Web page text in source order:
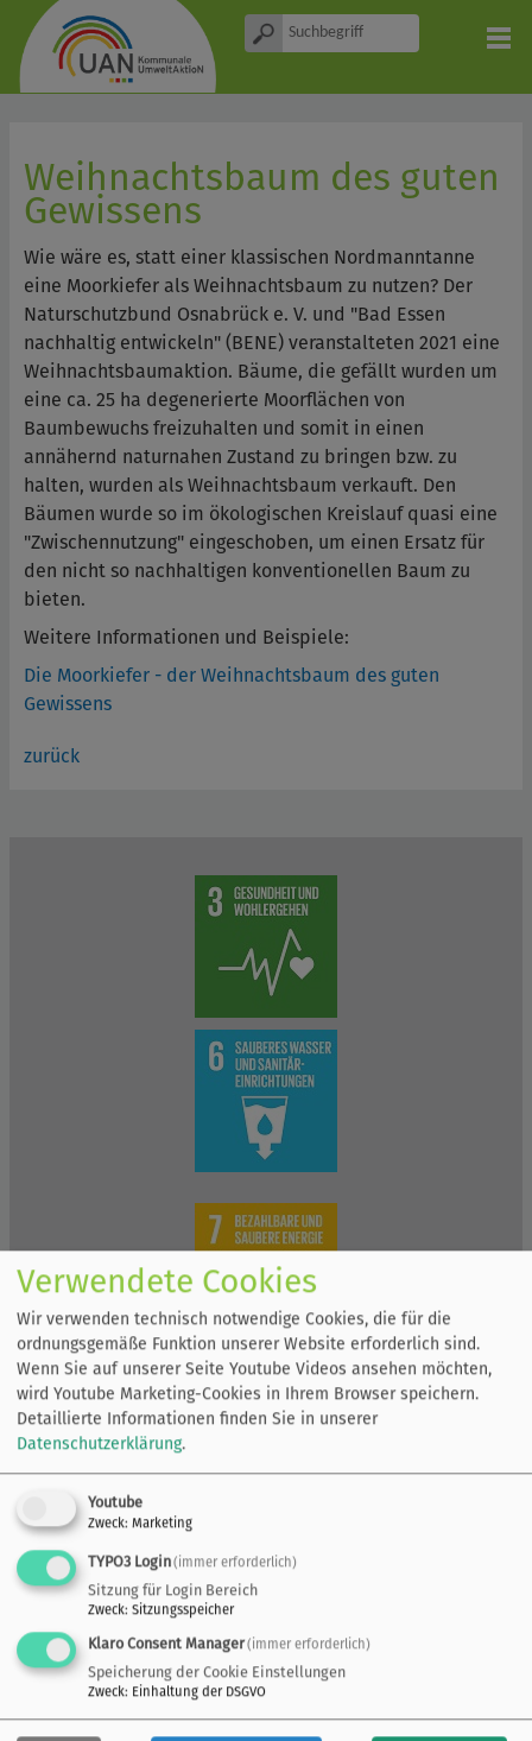
Weihnachtsbaum des guten
Gewissens
Wie wäre es, statt einer klassischen Nordmanntanne
eine Moorkiefer als Weihnachtsbaum zu nutzen? Der
Naturschutzbund Osnabrück e. V. und "Bad Essen
nachhaltig entwickeln" (BENE) veranstalteten 2021 eine
Weihnachtsbaumaktion. Bäume, die gefällt wurden um
eine ca. 25 ha degenerierte Moorflächen von
Baumbewuchs freizuhalten und somit in einen
annähernd naturnahen Zustand zu bringen bzw. zu
halten, wurden als Weihnachtsbaum verkauft. Den
Bäumen wurde so im ökologischen Kreislauf quasi eine
"Zwischennutzung" eingeschoben, um einen Ersatz für
den nicht so nachhaltigen konventionellen Baum zu
bieten.
Weitere Informationen und Beispiele:
Die Moorkiefer - der Weihnachtsbaum des guten
Gewissens
zurück
Verwendete Cookies
Wir verwenden technisch notwendige Cookies, die für die
ordnungsgemäße Funktion unserer Website erforderlich sind.
Wenn Sie auf unserer Seite Youtube Videos ansehen möchten,
wird Youtube Marketing-Cookies in Ihrem Browser speichern.
Detaillierte Informationen finden Sie in unserer
Datenschutzerklärung.
Youtube
Zweck: Marketing
TYPO3 Login(immer erforderlich)
Sitzung für Login Bereich
Zweck: Sitzungsspeicher
Klaro Consent Manager(immer erforderlich)
Speicherung der Cookie Einstellungen
Zweck: Einhaltung der DSGVO